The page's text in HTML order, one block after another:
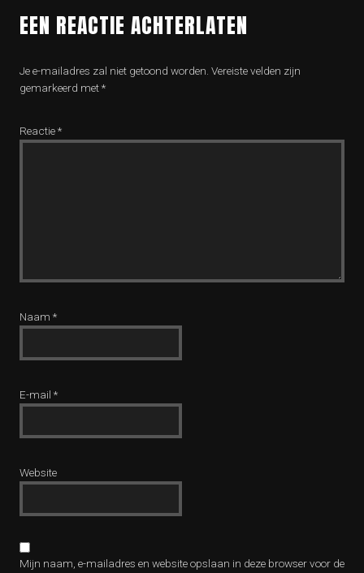
EEN REACTIE ACHTERLATEN
Je e-mailadres zal niet getoond worden. Vereiste velden zijn
gemarkeerd met*
Reactie*
Naam *
E-mail *
Website
Mijn naam, e-mailadres en website opslaan in deze browser voor de